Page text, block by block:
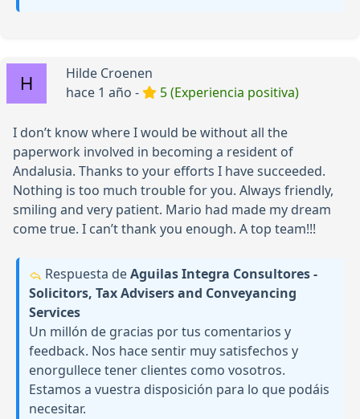
Hilde Croenen
hace 1 año -
5 (Experiencia positiva)
I don’t know where I would be without all the
paperwork involved in becoming a resident of
Andalusia. Thanks to your efforts I have succeeded.
Nothing is too much trouble for you. Always friendly,
smiling and very patient. Mario had made my dream
come true. I can’t thank you enough. A top team!!!
Respuesta deAguilas Integra Consultores -
Solicitors, Tax Advisers and Conveyancing
Services
Un millón de gracias por tus comentarios y
feedback. Nos hace sentir muy satisfechos y
enorgullece tener clientes como vosotros.
Estamos a vuestra disposición para lo que podáis
necesitar.